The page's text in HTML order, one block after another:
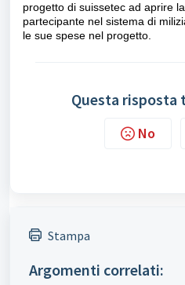
progetto di suissetec ad aprire
partecipante nel sistema di
le sue spese nel progetto.
Questa risposta
No
Stampa
Argomenti correlati: